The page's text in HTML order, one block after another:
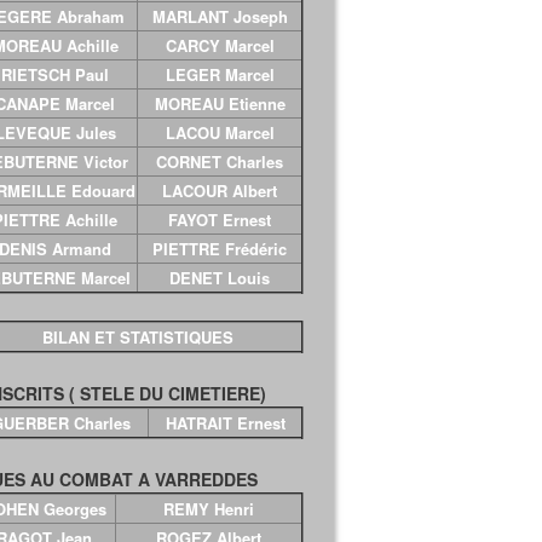
Abraham
MARLANT Joseph
Achille
CARCY Marcel
RIETSCH Paul
LEGER Marcel
Marcel
MOREAU Etienne
Jules
LACOU Marcel
Victor
CORNET Charles
Edouard
LACOUR Albert
Achille
FAYOT Ernest
DENIS Armand
PIETTRE Frédéric
Marcel
DENET Louis
BILAN ET STATISTIQUES
( STELE DU CIMETIERE)
Charles HATRAIT Ernest
AU COMBAT A VARREDDES
Georges
REMY Henri